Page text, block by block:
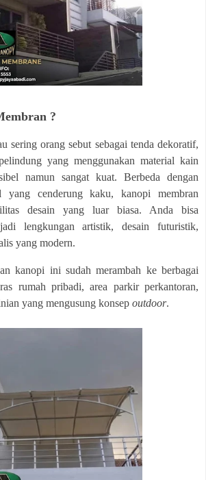
?
sering orang sebut sebagai tenda dekoratif,
yang menggunakan material kain
namun sangat kuat. Berbeda dengan
yang cenderung kaku, kanopi membran
desain yang luar biasa. Anda bisa
lengkungan artistik, desain futuristik,
yang modern.
kanopi ini sudah merambah ke berbagai
rumah pribadi, area parkir perkantoran,
yang mengusung konsep outdoor.